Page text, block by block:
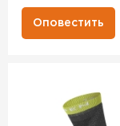
Оповестить